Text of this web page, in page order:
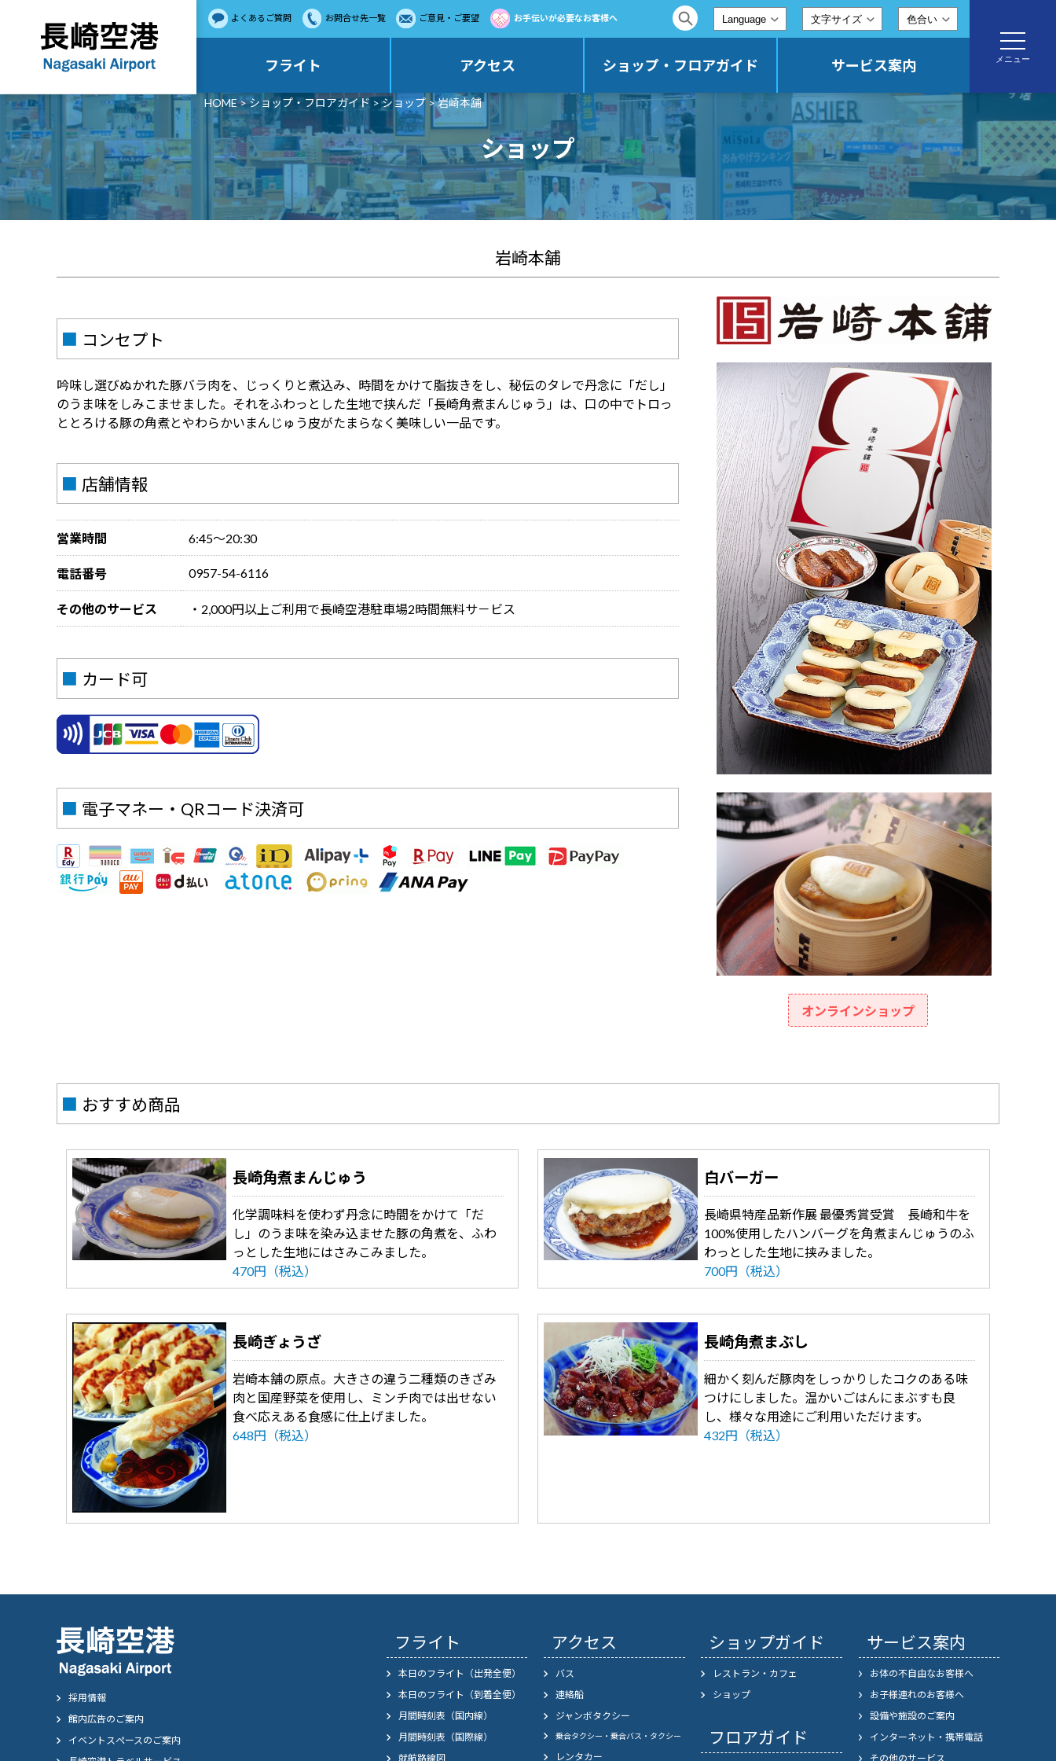
よくあるご質問 お問合せ先一覧 ご意見・ご要望 お手伝いが必要なお客様へ 文字サイズ 色合い
フライト アクセス ショップ・フロアガイド サービス案内
toggle
メニュー
ショップ
HOME>ショップ・フロアガイド >ショップ > 岩崎本舗
岩崎本舗
■ コンセプト
吟味し選びぬかれた豚バラ肉を、じっくりと煮込み、時間をかけて脂抜きをし、秘伝のタレで丹念に「だし」
のうま味をしみこませました。それをふわっとした生地で挟んだ「長崎角煮まんじゅう」は、口の中でトロっ
ととろける豚の角煮とやわらかいまんじゅう皮がたまらなく美味しい一品です。
■ 店舗情報
営業時間 6:45～20:30
電話番号 0957-54-6116
その他のサービス ・2,000円以上ご利用で長崎空港駐車場2時間無料サ－ビス
■ カード可
■ 電子マネー・QRコード決済可
オンラインショップ
■ おすすめ商品
長崎角煮まんじゅう
化学調味料を使わず丹念に時間をかけて「だ
し」のうま味を染み込ませた豚の角煮を、ふわ
っとした生地にはさみこみました。
470円（税込）
白バーガー
長崎県特産品新作展 最優秀賞受賞 長崎和牛を
100%使用したハンバーグを角煮まんじゅうのふ
わっとした生地に挟みました。
700円（税込）
長崎ぎょうざ
岩崎本舗の原点。大きさの違う二種類のきざみ
肉と国産野菜を使用し、ミンチ肉では出せない
食べ応えある食感に仕上げました。
648円（税込）
長崎角煮まぶし
細かく刻んだ豚肉をしっかりしたコクのある味
つけにしました。温かいごはんにまぶすも良
し、様々な用途にご利用いただけます。
432円（税込）
採用情報
館内広告のご案内
イベントスぺースのご案内
フライト
本日のフライト（出発全便）
本日のフライト（到着全便）
月間時刻表（国内線）
月間時刻表（国際線）
就航路線図
アクセス
バス
連絡船
ジャンボタクシー
乗合タクシー・乗合バス・タクシー
レンタカー
ショップガイド
レストラン・カフェ
ショップ
フロアガイド
サービス案内
お体の不自由なお客様へ
お子様連れのお客様へ
設備や施設のご案内
インターネット・携帯電話
その他のサービス